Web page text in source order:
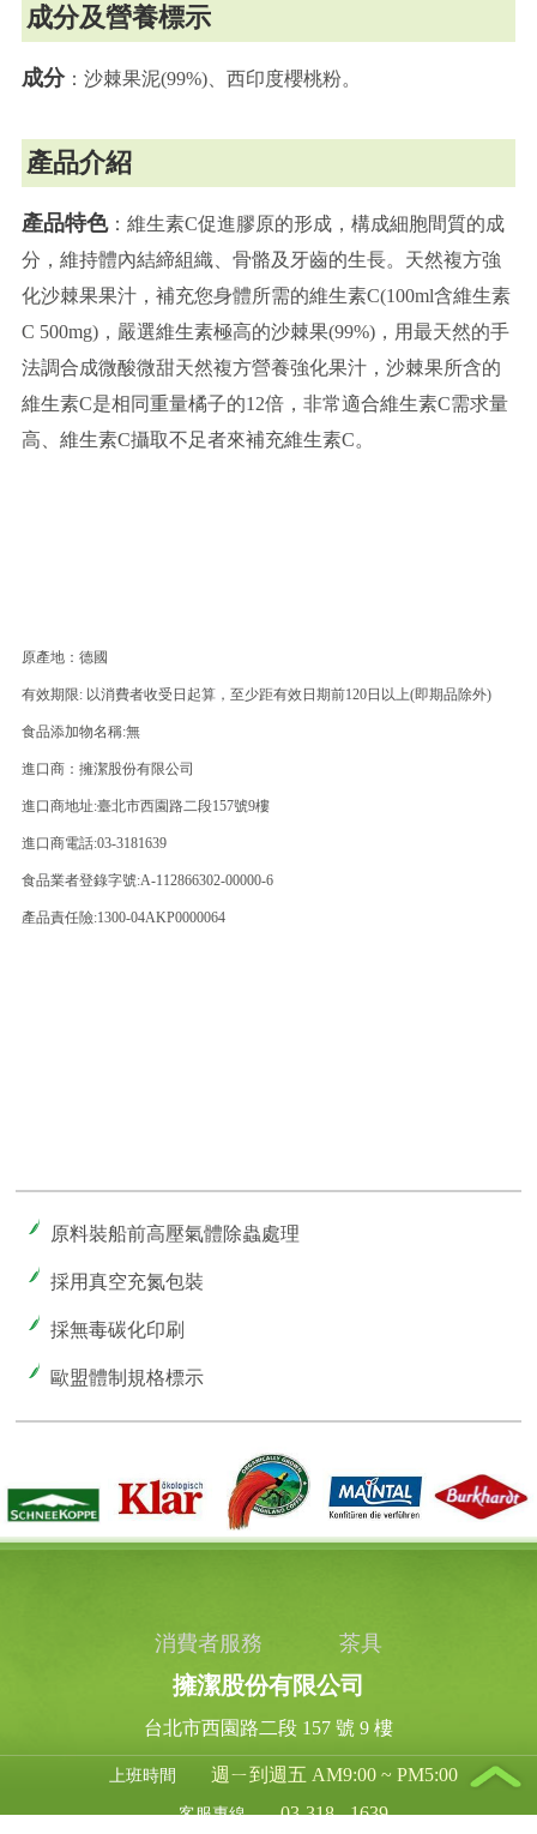
成分及營養標示
成分：沙棘果泥(99%)、西印度櫻桃粉。
產品介紹
產品特色：維生素C促進膠原的形成，構成細胞間質的成
分，維持體內結締組織、骨骼及牙齒的生長。天然複方強
化沙棘果果汁，補充您身體所需的維生素C(100ml含維生素
C 500mg)，嚴選維生素極高的沙棘果(99%)，用最天然的手
法調合成微酸微甜天然複方營養強化果汁，沙棘果所含的
維生素C是相同重量橘子的12倍，非常適合維生素C需求量
高、維生素C攝取不足者來補充維生素C。
原產地：德國
有效期限: 以消費者收受日起算，至少距有效日期前120日以上(即期品除外)
食品添加物名稱:無
進口商：擁潔股份有限公司
進口商地址:臺北市西園路二段157號9樓
進口商電話:03-3181639
食品業者登錄字號:A-112866302-00000-6
產品責任險:1300-04AKP0000064
原料裝船前高壓氣體除蟲處理
採用真空充氮包裝
採無毒碳化印刷
歐盟體制規格標示
消費者服務 茶具
擁潔股份有限公司
台北市西園路二段 157 號 9 樓
上班時間 週ㄧ到週五 AM9:00 ~ PM5:00
客服專線 03-318 - 1639